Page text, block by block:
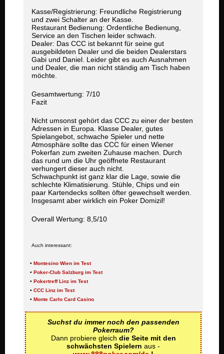
Kasse/Registrierung: Freundliche Registrierung
und zwei Schalter an der Kasse.
Restaurant Bedienung: Ordentliche Bedienung,
Service an den Tischen leider schwach.
Dealer: Das CCC ist bekannt für seine gut
ausgebildeten Dealer und die beiden Dealerstars
Gabi und Daniel. Leider gibt es auch Ausnahmen
und Dealer, die man nicht ständig am Tisch haben
möchte.
Gesamtwertung: 7/10
Fazit
Nicht umsonst gehört das CCC zu einer der besten
Adressen in Europa. Klasse Dealer, gutes
Spielangebot, schwache Spieler und nette
Atmosphäre sollte das CCC für einen Wiener
Pokerfan zum zweiten Zuhause machen. Durch
das rund um die Uhr geöffnete Restaurant
verhungert dieser auch nicht.
Schwachpunkt ist ganz klar die Lage, sowie die
schlechte Klimatisierung. Stühle, Chips und ein
paar Kartendecks sollten öfter gewechselt werden.
Insgesamt aber wirklich ein Poker Domizil!
Overall Wertung: 8,5/10
Auch interessant:
• Montesino Wien im Test
• Poker-Club Salzburg im Test
• Pokertreff Linz im Test
• CCC Linz im Test
• Monte Carlo Card Casino
Suchst du immer noch den passenden
Pokerraum?
Dann probiere gleich die Seite mit den
schwächsten Spielern aus -